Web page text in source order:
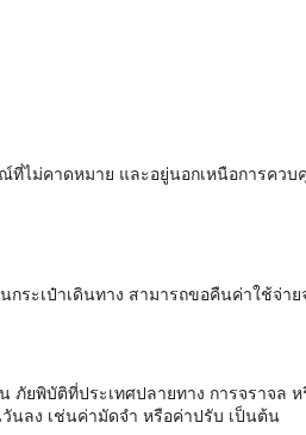
ที่ไม่คาดหมาย และอยู่นอกเหนือการคว
ระเป๋าเดินทาง สามารถขอคืนค่าใช้จ่าย
ภัยพิบัติที่ประเทศปลายทาง การจราจล
นลง เช่นค่ามัดจำ หรือค่าปรับ เป็นต้น